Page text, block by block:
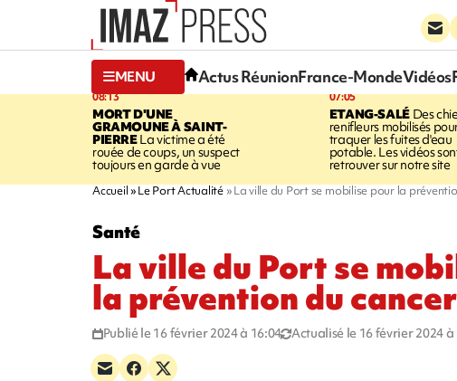
MENU Actus RéunionFrance-MondeVidéos
08:13
MORT D'UNE
GRAMOUNE À SAINT-
PIERRELa victime a été
rouée de coups, un suspect
toujours en garde à vue
07:05
ETANG-SALÉDes
renifleurs mobilisés
traquer les fuites d'eau
potable. Les vidéos
retrouver sur notre site
Accueil Le Port Actualité La ville du Port se mobilise pour la
Santé
La ville du Port se
la prévention du
Publié le 16 février 2024 à 16:04 Actualisé le 16 février 2024 à